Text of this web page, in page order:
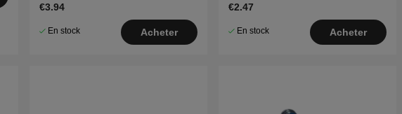
€3.94
En stock Acheter
€2.47
En stock Acheter